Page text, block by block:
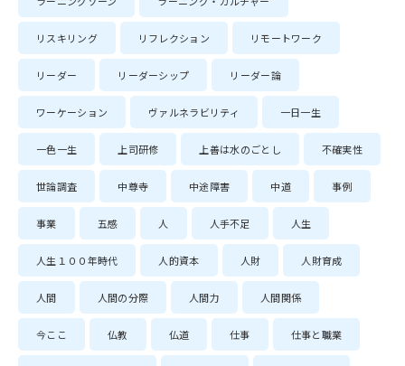
リスキリング リフレクション リモートワーク
リーダー リーダーシップ リーダー論
ワーケーション ヴァルネラビリティ 一日一生
一色一生 上司研修 上善は水のごとし 不確実性
世論調査 中尊寺 中途障害 中道 事例
事業 五感 人 人手不足 人生
人生１００年時代 人的資本 人財 人財育成
人間 人間の分際 人間力 人間関係
今ここ 仏教 仏道 仕事 仕事と職業